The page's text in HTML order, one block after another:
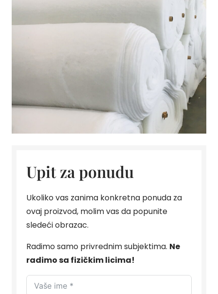
Upit za ponudu
Ukoliko vas zanima konkretna ponuda za
ovaj proizvod, molim vas da popunite
sledeći obrazac.
Radimo samo privrednim subjektima. Ne
radimo sa fizičkim licima!